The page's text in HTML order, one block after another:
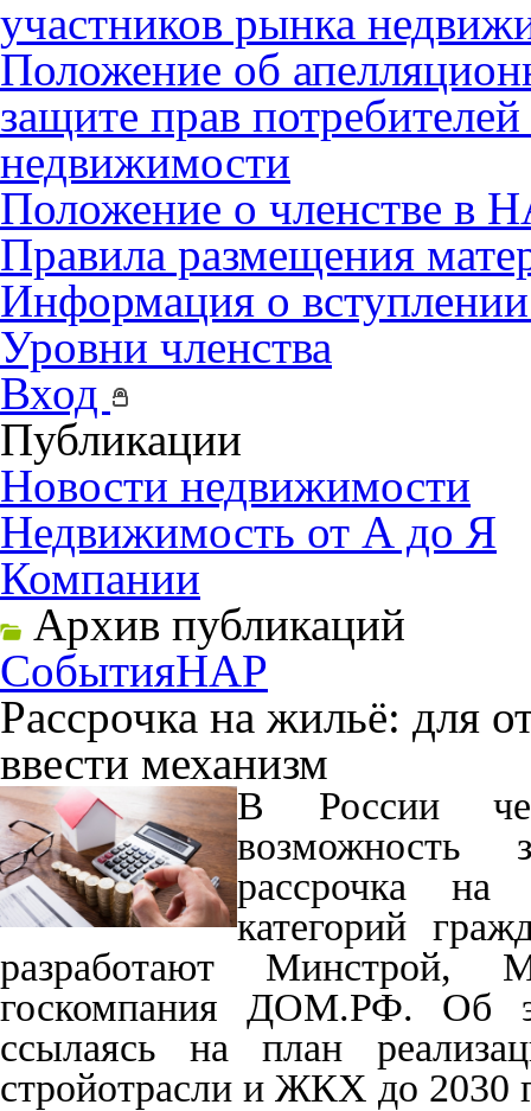
участников рынка
Положение об
защите прав
недвижимости
Положение о членстве в
Правила размещения
Информация о
Уровни членства
Вход
Публикации
Новости недвижимости
Недвижимость от А до Я
Компании
Архив публикаций
СобытияНАР
Рассрочка на жильё: для
ввести механизм
В России
возможность
рассрочка
категорий
разработают Минстрой,
госкомпания ДОМ.РФ. Об
ссылаясь на план
стройотрасли и ЖКХ до 2030